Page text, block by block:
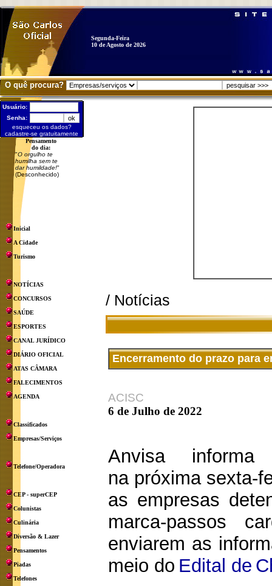
Segunda-Feira
10 de Agosto de 2026
O quê procura?
Usuário:
Senha:
esqueceu os dados?
cadastre-se gratuitamente
Pensamento
do dia:
"O orgulho te
humilha sem te
dar humildade!"
(Desconhecido)
Inicial
A Cidade
Turismo
NOTÍCIAS
CONCURSOS
SAÚDE
ESPORTES
CANAL JURÍDICO
DIÁRIO OFICIAL
ATAS CÂMARA
FALECIMENTOS
AGENDA
Classificados
Empresas/Serviços
Telefone/Operadora
CEP - superCEP
Colunistas
Culinária
Diversão & Lazer
Pensamentos
Piadas
Telefones
/ Notícias
Encerramento do prazo para
ACISC
6 de Julho de 2022
Anvisa
na próxima sexta-
as empresas
marca-passos
enviarem as
meio do Edital de